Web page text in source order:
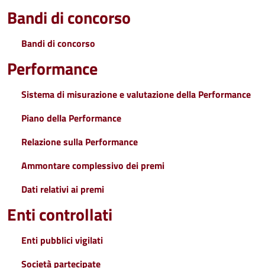
Bandi di concorso
Bandi di concorso
Performance
Sistema di misurazione e valutazione della Performance
Piano della Performance
Relazione sulla Performance
Ammontare complessivo dei premi
Dati relativi ai premi
Enti controllati
Enti pubblici vigilati
Società partecipate